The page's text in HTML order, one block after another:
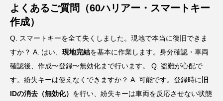
よくあるご質問（60ハリアー・スマートキー
作成）
Q. スマートキーを全て失くしました。現地で本当に復旧できま
すか？ A. はい、 現地完結を基本に作業します。身分確認・車両
確認後、作成〜登録〜無効化まで行います。 Q. 盗難が心配で
す。紛失キーは使えなくできますか？ A. 可能です。登録時に 旧
IDの消去（無効化） を行い、紛失キーは車両を反応させない状態